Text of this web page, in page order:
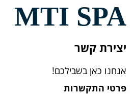
יצירת קשר
אנחנו כאן בשבילכם!
MTI SPA
פרטי התקשרות